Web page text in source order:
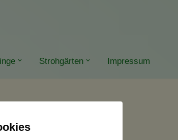
Strohgärten Impressum